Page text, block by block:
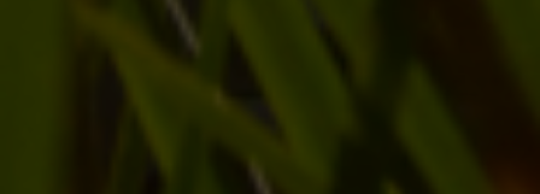
Escolha a vaga que você
quer concorrer: